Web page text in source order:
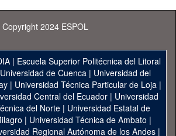
Copyright 2024 ESPOL
| Escuela Superior Politécnica del Litoral
Universidad de Cuenca| Universidad del
| Universidad Técnica Particular de Loja|
Central del Ecuador| Universidad
del Norte | Universidad Estatal de
| Universidad Técnica de Ambato |
Regional Autónoma de los Andes|